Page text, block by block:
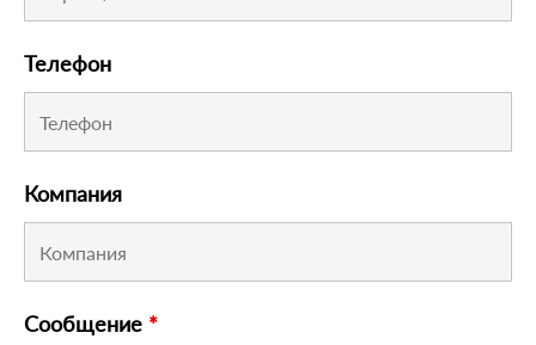
Телефон
Компания
Сообщение *